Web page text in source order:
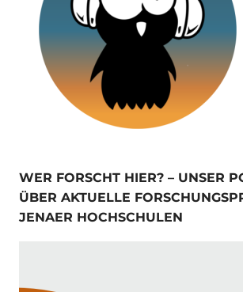
WER FORSCHT HIER? – UNSER
ÜBER AKTUELLE
JENAER HOCHSCHULEN